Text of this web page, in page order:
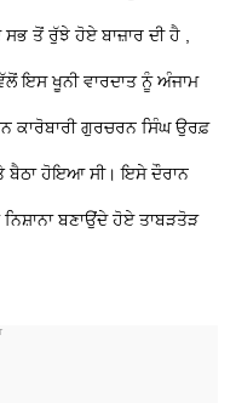
ਤੋਂ ਰੁੱਝੇ ਹੋਏ ਬਾਜ਼ਾਰ ਦੀ ਹੈ ,
ਇਸ ਖੂਨੀ ਵਾਰਦਾਤ ਨੂੰ ਅੰਜਾਮ
ਕਾਰੋਬਾਰੀ ਗੁਰਚਰਨ ਸਿੰਘ ਉਰਫ਼
ਬੈਠਾ ਹੋਇਆ ਸੀ। ਇਸੇ ਦੌਰਾਨ
ਬਣਾਉਂਦੇ ਹੋਏ ਤਾਬੜਤੋੜ